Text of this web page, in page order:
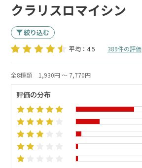
クラリスロマイシン
絞り込む
平均：4.5 389件の評価
全8種類 1,930円 ～ 7,770円
評価の分布